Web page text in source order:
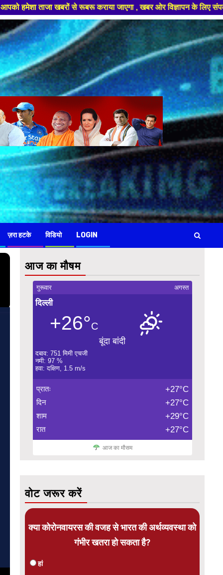
कराया जाएगा , खबर ओर विज्ञापन के लिए संपर्क करे +91 99681
ज़रा हटके विडियो LOGIN
आज का मौषम
गुरूवार अगस्त
दिल्ली
+26°C
बूंदा बांदी
दबाव: 751 मिमी एचजी
नमी: 97 %
हवा: दक्षिण, 1.5 m/s
प्रातः +27°C
दिन +27°C
शाम +29°C
रात +27°C
आज का मौसम
वोट जरूर करें
क्या कोरोनवायरस की वजह से भारत की अर्थव्यवस्था को
गंभीर खतरा हो सकता है?
हां